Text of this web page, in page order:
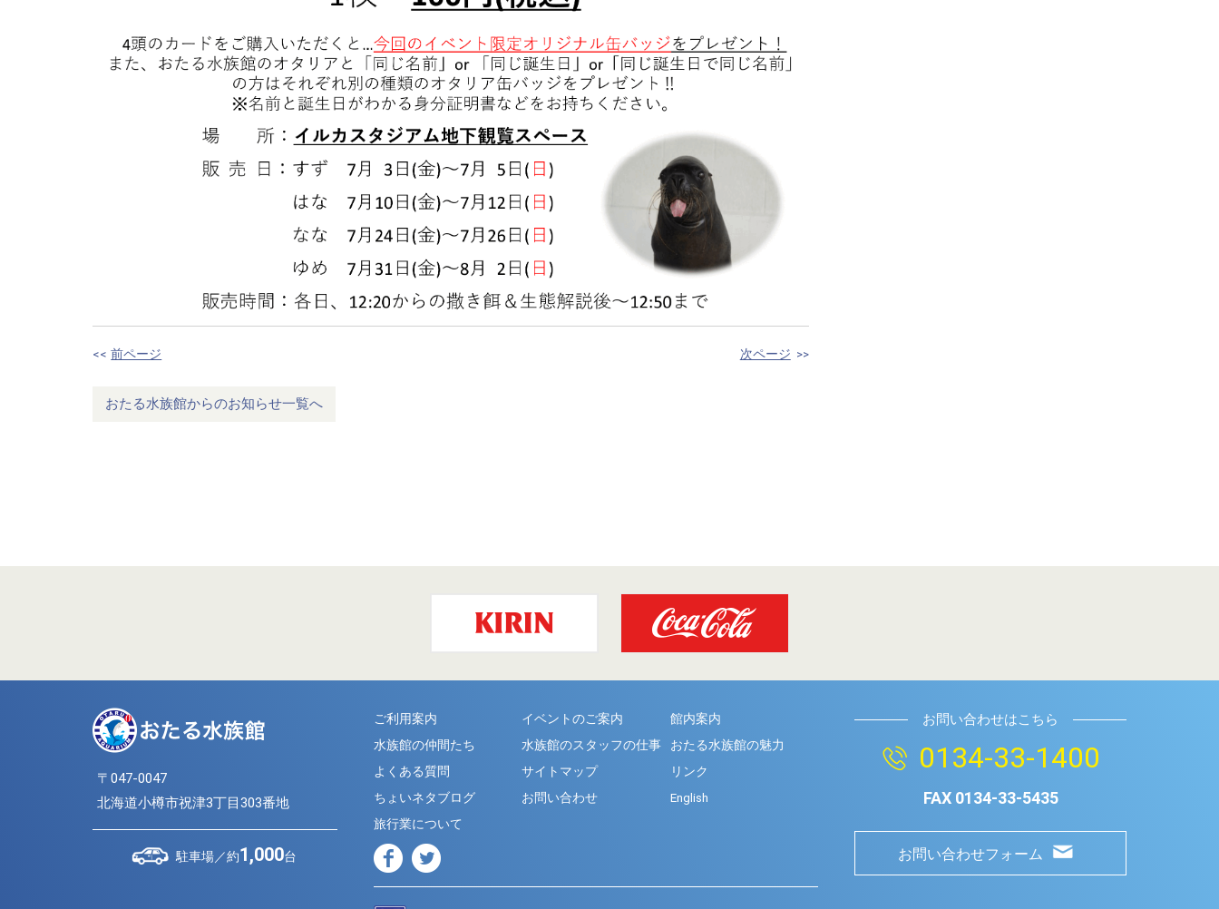
<< 前ページ 次ページ >>
おたる水族館からのお知らせ一覧へ
〒047-0047
北海道小樽市祝津3丁目303番地
駐車場／約1,000台
ご利用案内 イベントのご案内
館内案内
水族館の仲間たち
水族館のスタッフの仕事
おたる水族館の魅力
よくある質問
サイトマップ
リンク
ちょいネタブログ
お問い合わせ
English
旅行業について
お問い合わせはこちら
0134-33-1400
FAX 0134-33-5435
お問い合わせフォーム